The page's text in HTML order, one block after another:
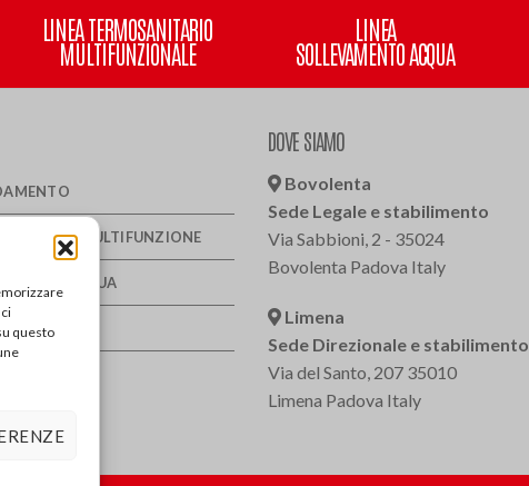
questo
LINEA TERMOSANITARIO
MULTIFUNZIONALE
LINEA
SOLLEVAMENTO ACQUA
MULTIFUNZIONE
ACQUA
CALORE
DOVE SIAMO
Bovolenta
Sede Legale e stabilimento
Via Sabbioni, 2 - 35024
Bovolenta Padova Italy
Limena
Sede Direzionale e stabilimento
Via del Santo, 207 35010
Limena Padova Italy